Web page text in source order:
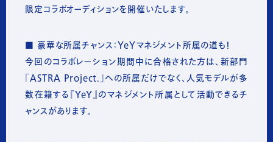
限定コラボオーディションを開催いたします。
■ 豪華な所属チャンス：YeYマネジメント所属の道も！
今回のコラボレーション期間中に合格された方は、新部門
「ASTRA Project.」への所属だけでなく、人気モデルが多
数在籍する『YeY』のマネジメント所属として活動できるチ
ャンスがあります。